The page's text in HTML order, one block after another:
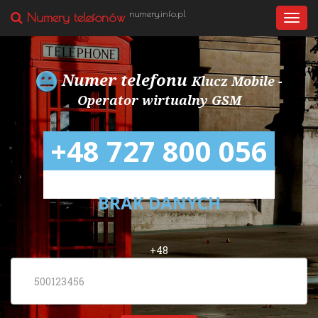
Numery telefonów numery.info.pl
Numer telefonu Klucz Mobile -
Operator wirtualny GSM
+48 727 800 056
BRAK DANYCH
+48